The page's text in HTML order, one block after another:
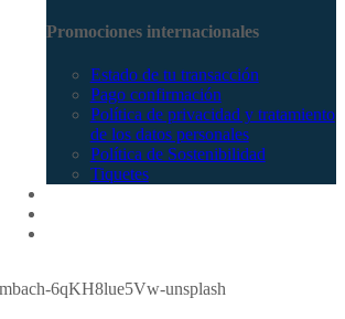
Promociones internacionales
Estado de tu transacción
Pago confirmación
Política de privacidad y tratamiento
de los datos personales
Política de Sostenibilidad
Tiquetes
6qKH8lue5Vw-unsplash